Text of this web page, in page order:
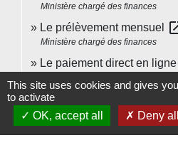
Ministère chargé des finances
Le prélèvement mensuel
Ministère chargé des finances
Le paiement direct en
Signaler
This site uses cookies and gives
to activate
OK, accept all
Deny